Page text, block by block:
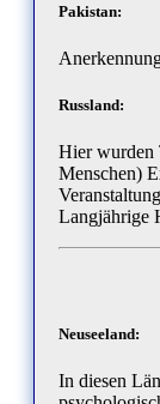
Pakistan:
Russland:
Hier wurden
Menschen)
Langjährige
Neuseeland:
In diesen